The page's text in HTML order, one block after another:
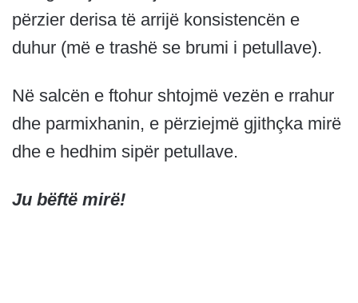
përzier derisa të arrijë konsistencën e
duhur (më e trashë se brumi i petullave).
Në salcën e ftohur shtojmë vezën e rrahur
dhe parmixhanin, e përziejmë gjithçka mirë
dhe e hedhim sipër petullave.
Ju bëftë mirë!